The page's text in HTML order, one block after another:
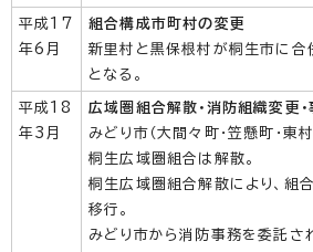
平成17
年6月
組合構成市町村の変更
新里村と黒保根村が桐生市に合
となる。
平成18
年3月
広域圏組合解散・消防組織変更
みどり市（大間々町・笠懸町・東
桐生広域圏組合は解散。
桐生広域圏組合解散により、組
移行。
みどり市から消防事務を委託さ